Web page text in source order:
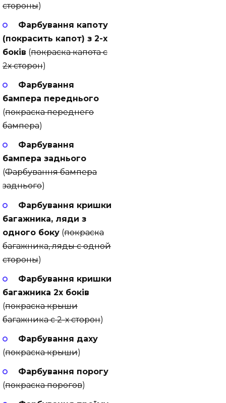
стороны)
Фарбування капоту
(покрасить капот) з 2-х
боків (покраска капота с
2х сторон)
Фарбування
бампера переднього
(покраска переднего
бампера)
Фарбування
бампера заднього
(Фарбування бампера
заднього)
Фарбування кришки
багажника, ляди з
одного боку (покраска
багажника, ляды с одной
стороны)
Фарбування кришки
багажника 2х боків
(покраска крыши
багажника с 2-х сторон)
Фарбування даху
(покраска крыши)
Фарбування порогу
(покраска порогов)